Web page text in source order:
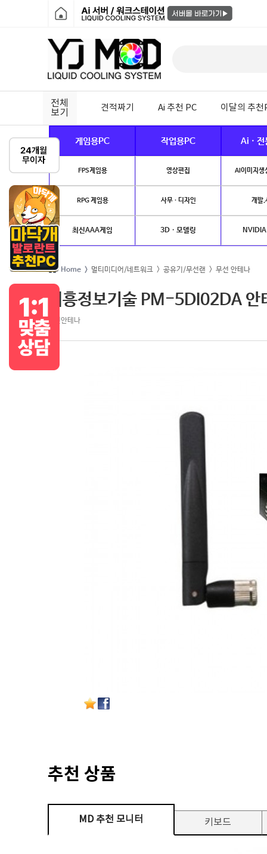
전체
보기
견적짜기 Ai 추천 PC 이달의 추천
게임용PC 작업용PC Ai · 전
FPS게임용 영상편집 AI이미지생
RPG 게임용 사무 · 디자인 개발.
최신AAA게임 3D · 모델링
Home > 멀티미디어/네트워크 > 공유기/무선랜 > 무선 안테나
대흥정보기술 PM-5DI02DA 안
무선안테나
추천 상품
MD 추천 모니터 키보드